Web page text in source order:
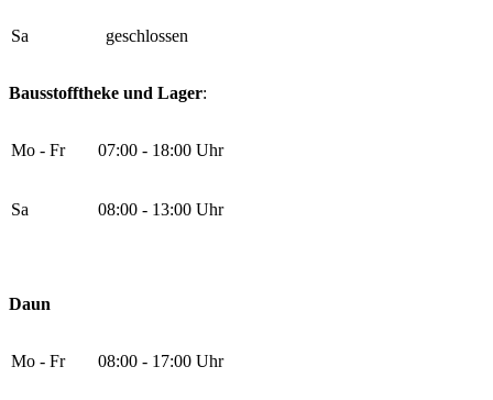
Sa geschlossen
Bausstofftheke und Lager:
Mo - Fr 07:00 - 18:00 Uhr
Sa 08:00 - 13:00 Uhr
Daun
Mo - Fr 08:00 - 17:00 Uhr